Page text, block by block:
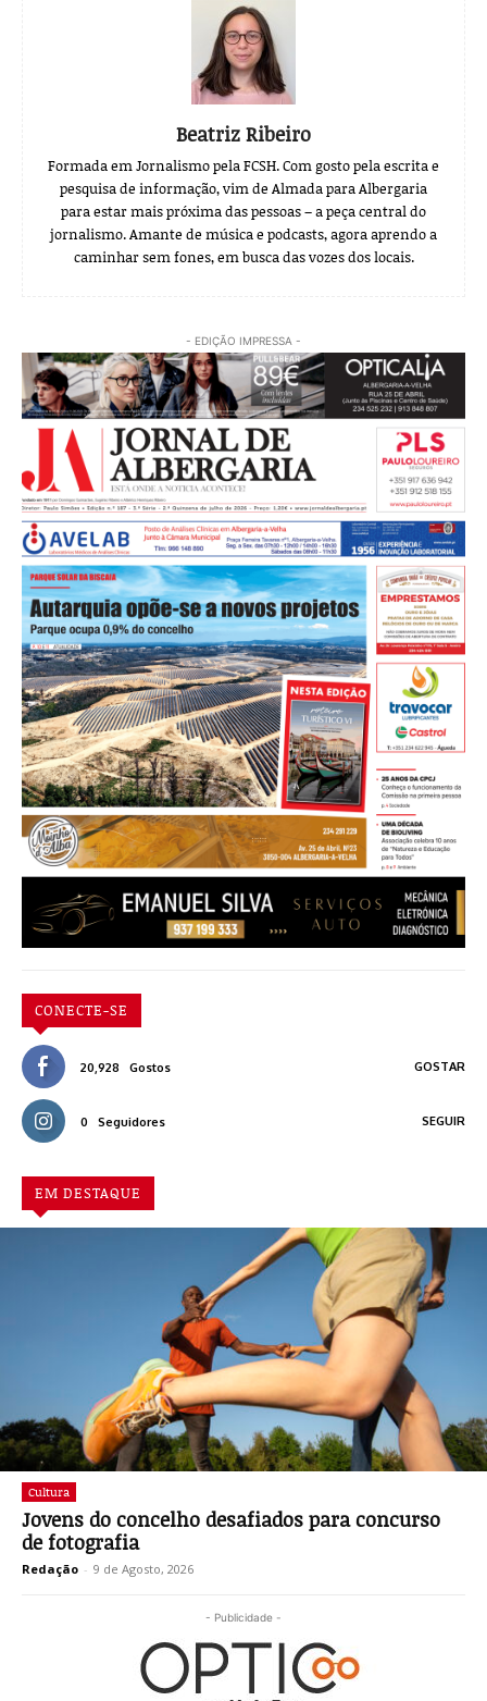
Beatriz Ribeiro
Formada em Jornalismo pela FCSH. Com gosto pela escrita e
pesquisa de informação, vim de Almada para Albergaria
para estar mais próxima das pessoas – a peça central do
jornalismo. Amante de música e podcasts, agora aprendo a
caminhar sem fones, em busca das vozes dos locais.
- EDIÇÃO IMPRESSA -
CONECTE-SE
20,928 Gostos GOSTAR
0 Seguidores SEGUIR
EM DESTAQUE
Cultura
Jovens do concelho desafiados para concurso
de fotografia
Redação - 9 de Agosto, 2026
- Publicidade -